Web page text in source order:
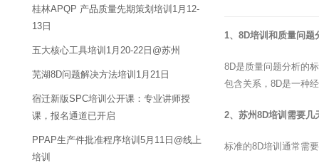
1、8D培训和质量问题
8D是质量问题分析的
包含关系，8D是一种
2、苏州8D培训需要几
标准的8D培训通常需
桂林APQP 产品质量先期策划培训1月12-
13日
五大核心工具培训1月20-22日@苏州
芜湖8D问题解决方法培训1月21日
宿迁新版SPC培训公开课：专业讲师授
课，报名通道已开启
PPAP生产件批准程序培训5月11日@线上
培训